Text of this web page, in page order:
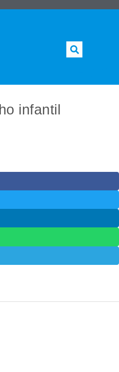
infantil